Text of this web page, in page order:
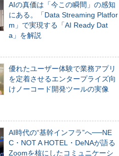
AIの真価は「今この瞬間」の感知
にある。「Data Streaming Platfor
m」で実現する「AI Ready Dat
a」を解説
優れたユーザー体験で業務アプリ
を定着させるエンタープライズ向
けノーコード開発ツールの実像
AI時代の“基幹インフラ”へ──NE
C・NOT A HOTEL・DeNAが語る
Zoomを核にしたコミュニケーシ